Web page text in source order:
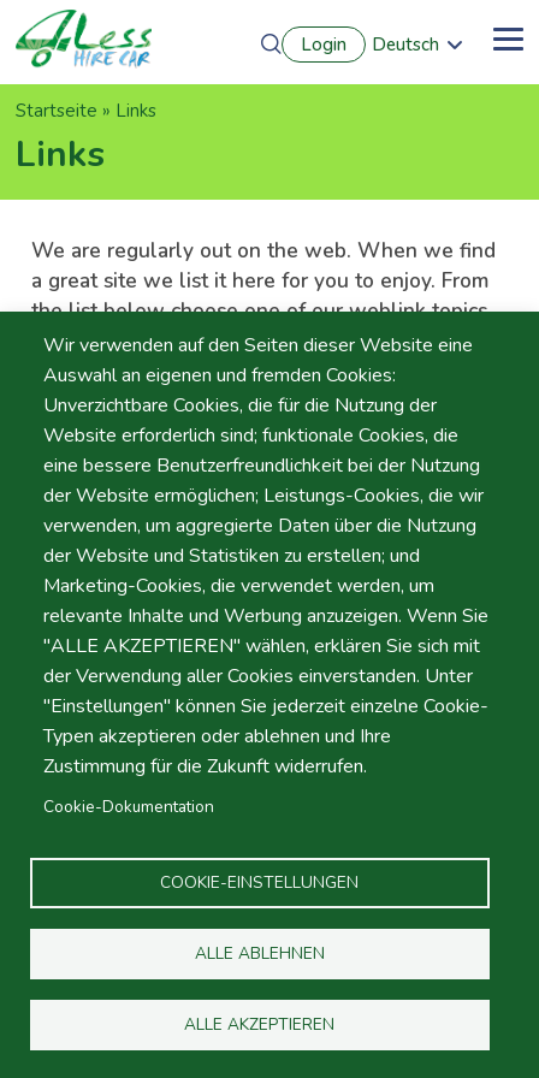
Direkt
zum
Inhalt
Login
Deutsch
Wir verwenden auf den Seiten dieser Website eine
Auswahl an eigenen und fremden Cookies:
Unverzichtbare Cookies, die für die Nutzung der
Website erforderlich sind; funktionale Cookies, die
eine bessere Benutzerfreundlichkeit bei der Nutzung
der Website ermöglichen; Leistungs-Cookies, die wir
verwenden, um aggregierte Daten über die Nutzung
der Website und Statistiken zu erstellen; und
Marketing-Cookies, die verwendet werden, um
relevante Inhalte und Werbung anzuzeigen. Wenn Sie
"ALLE AKZEPTIEREN" wählen, erklären Sie sich mit
der Verwendung aller Cookies einverstanden. Unter
"Einstellungen" können Sie jederzeit einzelne Cookie-
Typen akzeptieren oder ablehnen und Ihre
Zustimmung für die Zukunft widerrufen.
Cookie-Dokumentation
COOKIE-EINSTELLUNGEN
ALLE ABLEHNEN
ALLE AKZEPTIEREN
Pfadnavigation
Startseite Links
Links
We are regularly out on the web. When we find
a great site we list it here for you to enjoy. From
the list below choose one of our weblink topics,
then select a URL to visit.
Cars Manufacturers
Our Car Sales Store
Outside Activities
Travel Guides
Villas & Apartments